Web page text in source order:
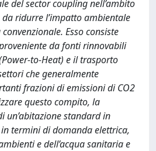
del sector coupling nell’ambito
ridurre l’impatto ambientale
Esso consiste
da fonti rinnovabili
to-Heat) e il trasporto
che generalmente
frazioni di emissioni di CO2
questo compito, la
un’abitazione standard in
termini di domanda elettrica,
e dell’acqua sanitaria e